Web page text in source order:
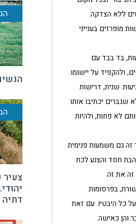
ללא הצדקה.
מופרזים בענייני
בד בבד עם
ולהקפיד על יישומו.
שנית, דרישות
שגברים יכתיבו אותו
לא פחות, ולהיות
זה גם משמעות פנימית
חסד והצנע לכת
זה את זה.
בפרסומות
כל היבטיו. עם זאת
והן כאישה.
צעיר
דתיה